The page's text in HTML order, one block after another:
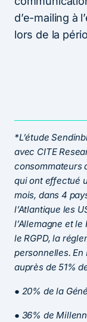
d’e-mailing à
lors de la
*L’étude
avec CITE
consommateurs
qui ont effectué
mois, dans 4
l’Atlantique les
l’Allemagne et
le RGPD, la
personnelles. En
auprès de 51%
● 20% de la
● 36% de